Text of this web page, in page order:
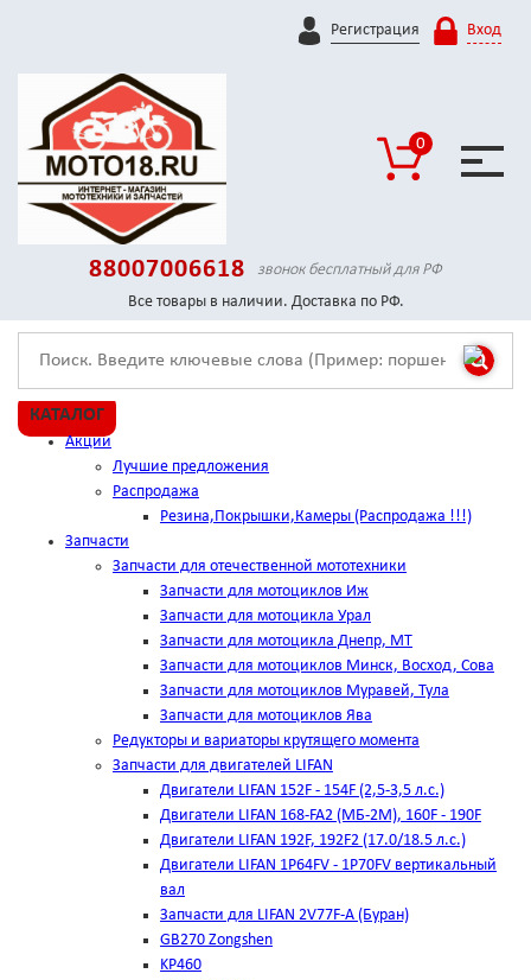
Регистрация Вход
0
88007006618
звонок бесплатный для РФ
Все товары в наличии. Доставка по РФ.
КАТАЛОГ
Акции
Лучшие предложения
Распродажа
Резина,Покрышки,Камеры (Распродажа !!!)
Запчасти
Запчасти для отечественной мототехники
Запчасти для мотоциклов Иж
Запчасти для мотоцикла Урал
Запчасти для мотоцикла Днепр, МТ
Запчасти для мотоциклов Минск, Восход, Сова
Запчасти для мотоциклов Муравей, Тула
Запчасти для мотоциклов Ява
Редукторы и вариаторы крутящего момента
Запчасти для двигателей LIFAN
Двигатели LIFAN 152F - 154F (2,5-3,5 л.с.)
Двигатели LIFAN 168-FA2 (МБ-2М), 160F - 190F
Двигатели LIFAN 192F, 192F2 (17.0/18.5 л.с.)
Двигатели LIFAN 1Р64FV - 1Р70FV вертикальный
вал
Запчасти для LIFAN 2V77F-A (Буран)
GB270 Zongshen
KP460